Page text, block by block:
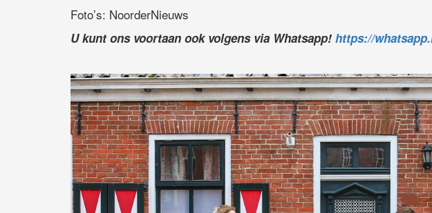
Foto’s: NoorderNieuws
U kunt ons voortaan ook volgens via Whatsapp! https://